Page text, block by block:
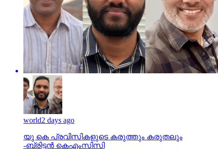
world2 days ago
യു കെ പ്രവിസികളുടെ കരുത്തും കരുതലും
-ബ്രിട്ടൻ കെഎംസിസി